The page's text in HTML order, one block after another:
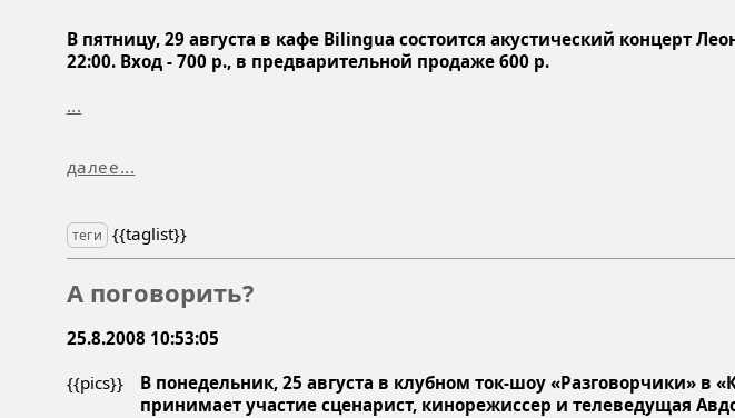
В пятницу, 29 августа в кафе Bilingua состоится акустический концерт
22:00. Вход - 700 р., в предварительной продаже 600 р.
...
далее...
теги {{taglist}}
А поговорить?
25.8.2008 10:53:05
{{pics}}
В понедельник, 25 августа в клубном ток-шоу «Разговорчики» в
принимает участие сценарист, кинорежиссер и телеведущая